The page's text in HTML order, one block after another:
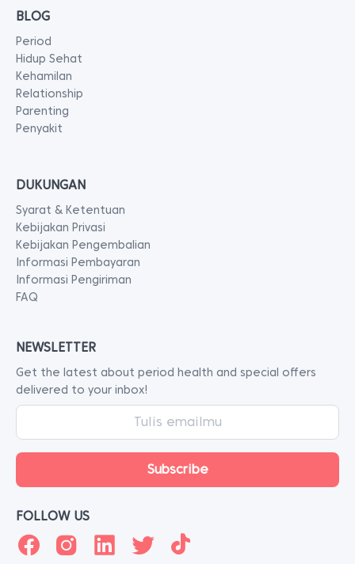
BLOG
Period
Hidup Sehat
Kehamilan
Relationship
Parenting
Penyakit
DUKUNGAN
Syarat & Ketentuan
Kebijakan Privasi
Kebijakan Pengembalian
Informasi Pembayaran
Informasi Pengiriman
FAQ
NEWSLETTER
Get the latest about period health and special offers
delivered to your inbox!
FOLLOW US